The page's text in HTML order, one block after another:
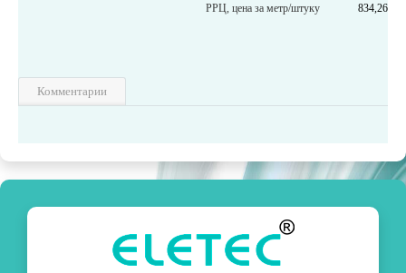
РРЦ, цена за метр/штуку
834,26
Комментарии